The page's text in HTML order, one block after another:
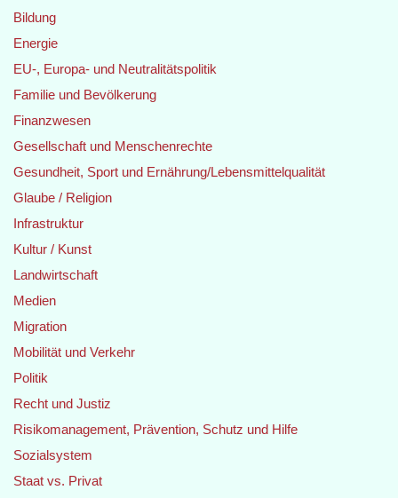
Bildung
Energie
EU-, Europa- und Neutralitätspolitik
Familie und Bevölkerung
Finanzwesen
Gesellschaft und Menschenrechte
Gesundheit, Sport und Ernährung/Lebensmittelqualität
Glaube / Religion
Infrastruktur
Kultur / Kunst
Landwirtschaft
Medien
Migration
Mobilität und Verkehr
Politik
Recht und Justiz
Risikomanagement, Prävention, Schutz und Hilfe
Sozialsystem
Staat vs. Privat